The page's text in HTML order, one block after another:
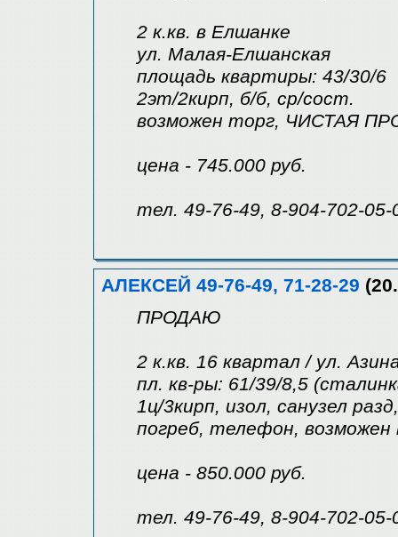
2 к.кв. в Елшанке
ул. Малая-Елшанская
площадь квартиры: 43/30/6
2эт/2кирп, б/б, ср/сост.
возможен торг, ЧИСТАЯ
цена - 745.000 руб.
тел. 49-76-49, 8-904-702-05-
АЛЕКСЕЙ 49-76-49, 71-28-29
ПРОДАЮ
2 к.кв. 16 квартал / ул.
пл. кв-ры: 61/39/8,5
1ц/3кирп, изол, санузел
погреб, телефон, возможен
цена - 850.000 руб.
тел. 49-76-49, 8-904-702-05-